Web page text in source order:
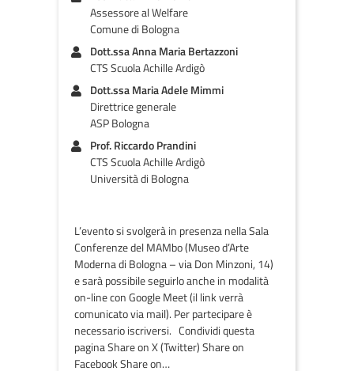
Assessore al Welfare
Comune di Bologna
Dott.ssa Anna Maria Bertazzoni
CTS Scuola Achille Ardigò
Dott.ssa Maria Adele Mimmi
Direttrice generale
ASP Bologna
Prof. Riccardo Prandini
CTS Scuola Achille Ardigò
Università di Bologna
L’evento si svolgerà in presenza nella Sala
Conferenze del MAMbo (Museo d’Arte
Moderna di Bologna – via Don Minzoni, 14)
e sarà possibile seguirlo anche in modalità
on-line con Google Meet (il link verrà
comunicato via mail). Per partecipare è
necessario iscriversi. Condividi questa
pagina Share on X (Twitter) Share on
Facebook Share on…